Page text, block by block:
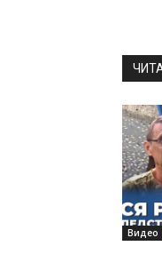
Видео